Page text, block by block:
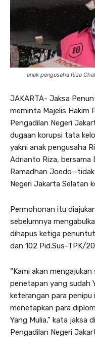
anak pengusaha Riza
JAKARTA- Jaksa
meminta Majelis Hakim
Pengadilan Negeri
dugaan korupsi tata
yakni anak pengusaha
Adrianto Riza, bersama
Ramadhan
Negeri Jakarta Selatan
Permohonan itu
sebelumnya
dihapus ketiga
dan 102 Pid.Sus-TPK/
“Kami akan
penetapan yang sudah
keterangan para penipu
menetapkan para
Yang Mulia,” kata jaksa
Pengadilan Negeri